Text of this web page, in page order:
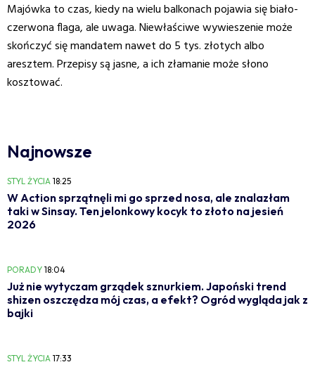
Majówka to czas, kiedy na wielu balkonach pojawia się biało-
czerwona flaga, ale uwaga. Niewłaściwe wywieszenie może
skończyć się mandatem nawet do 5 tys. złotych albo
aresztem. Przepisy są jasne, a ich złamanie może słono
kosztować.
Najnowsze
STYL ŻYCIA 18:25
W Action sprzątnęli mi go sprzed nosa, ale znalazłam
taki w Sinsay. Ten jelonkowy kocyk to złoto na jesień
2026
PORADY 18:04
Już nie wytyczam grządek sznurkiem. Japoński trend
shizen oszczędza mój czas, a efekt? Ogród wygląda jak z
bajki
STYL ŻYCIA 17:33